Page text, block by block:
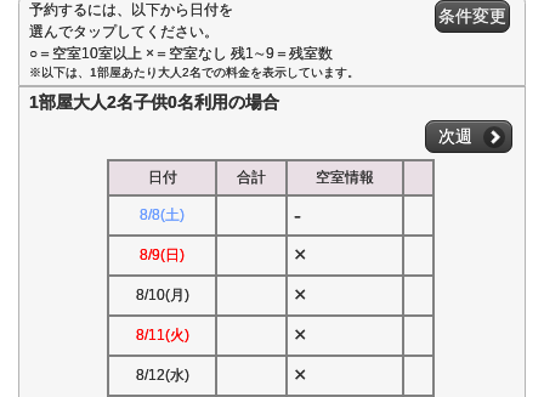
予約するには、以下から日付を
選んでタップしてください。
○＝空室10室以上 ×＝空室なし 残1∼9＝残室数
条件変更
※以下は、1部屋あたり大人2名での料金を表示しています。
1部屋大人2名子供0名利用の場合
次週
日付 合計 空室情報
8/8(土) -
8/9(日) ×
8/10(月) ×
8/11(火) ×
8/12(水) ×